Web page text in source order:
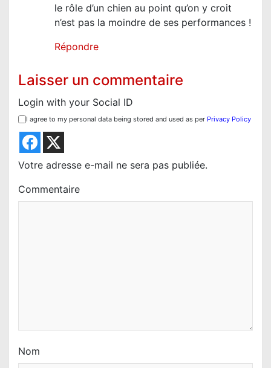
le rôle d’un chien au point qu’on y croit
n’est pas la moindre de ses performances !
Répondre
Laisser un commentaire
Login with your Social ID
I agree to my personal data being stored and used as per Privacy Policy
Votre adresse e-mail ne sera pas publiée.
Commentaire
Nom